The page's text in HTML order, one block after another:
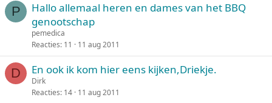
P
Hallo allemaal heren en dames van het BBQ
genootschap
pemedica
Reacties 11 11 aug 2011
D En ook ik kom hier eens kijken,Driekje.
Dirk
Reacties 14 11 aug 2011